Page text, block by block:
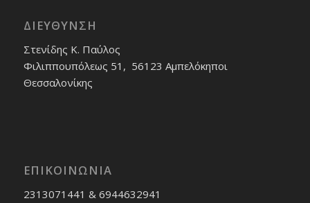
ΔΙΕΎΘΥΝΣΗ
Στενίδης Κ. Παύλος
Φιλιππουπόλεως 51, 56123 Αμπελόκηποι
Θεσσαλονίκης
ΕΠΙΚΟΙΝΩΝΊΑ
2313071441 & 6944632941